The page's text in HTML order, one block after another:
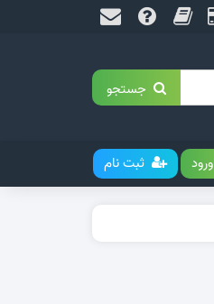
جستجو
ورود ثبت نام